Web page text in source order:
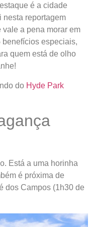
é a cidade
nesta reportagem
vale a pena morar em
benefícios especiais,
quem está de olho
do Hyde Park
Está a uma horinha
é próxima de
dos Campos (1h30 de